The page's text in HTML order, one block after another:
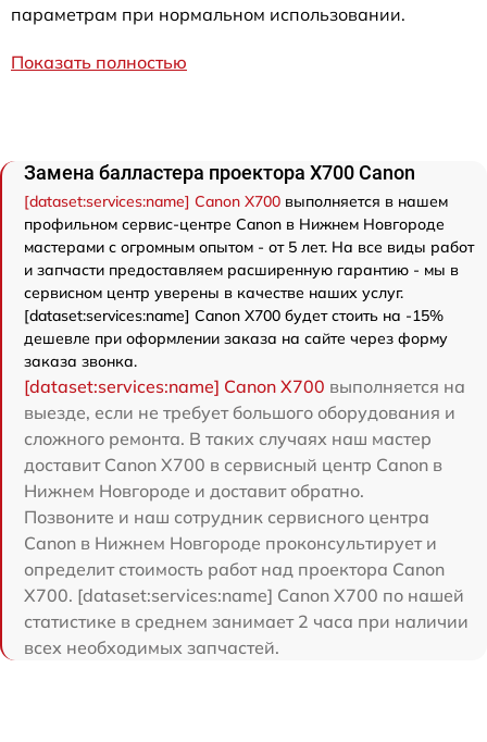
параметрам при нормальном использовании.
Показать полностью
Замена балластера проектора X700 Canon
[dataset:services:name] Canon X700 выполняется в нашем
профильном сервис-центре Canon в Нижнем Новгороде
мастерами с огромным опытом - от 5 лет. На все виды работ
и запчасти предоставляем расширенную гарантию - мы в
сервисном центр уверены в качестве наших услуг.
[dataset:services:name] Canon X700 будет стоить на -15%
дешевле при оформлении заказа на сайте через форму
заказа звонка.
[dataset:services:name] Canon X700 выполняется на
выезде, если не требует большого оборудования и
сложного ремонта. В таких случаях наш мастер
доставит Canon X700 в сервисный центр Canon в
Нижнем Новгороде и доставит обратно.
Позвоните и наш сотрудник сервисного центра
Canon в Нижнем Новгороде проконсультирует и
определит стоимость работ над проектора Canon
X700. [dataset:services:name] Canon X700 по нашей
статистике в среднем занимает 2 часа при наличии
всех необходимых запчастей.